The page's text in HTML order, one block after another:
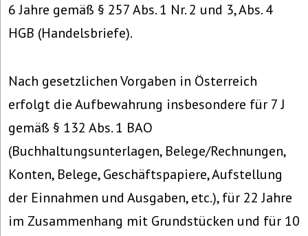
6 Jahre gemäß § 257 Abs. 1 Nr. 2 und 3, Abs. 4
HGB (Handelsbriefe).
Nach gesetzlichen Vorgaben in Österreich
erfolgt die Aufbewahrung insbesondere für 7 J
gemäß § 132 Abs. 1 BAO
(Buchhaltungsunterlagen, Belege/Rechnungen,
Konten, Belege, Geschäftspapiere, Aufstellung
der Einnahmen und Ausgaben, etc.), für 22 Jahre
im Zusammenhang mit Grundstücken und für 10